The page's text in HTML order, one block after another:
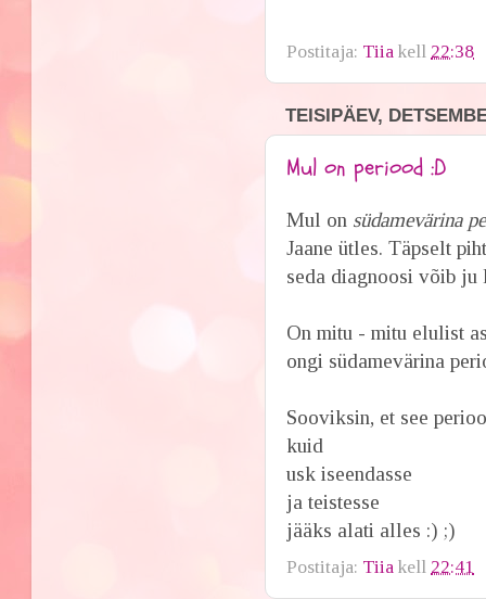
Postitaja: Tiia kell 22:38
TEISIPÄEV,
Mul on periood :D
Mul on südamevärina
Jaane ütles. Täpselt
seda diagnoosi võib ju
On mitu - mitu elulist
ongi südamevärina
Sooviksin, et see
kuid
usk iseendasse
ja teistesse
jääks alati alles :) ;)
Postitaja: Tiia kell 22:41